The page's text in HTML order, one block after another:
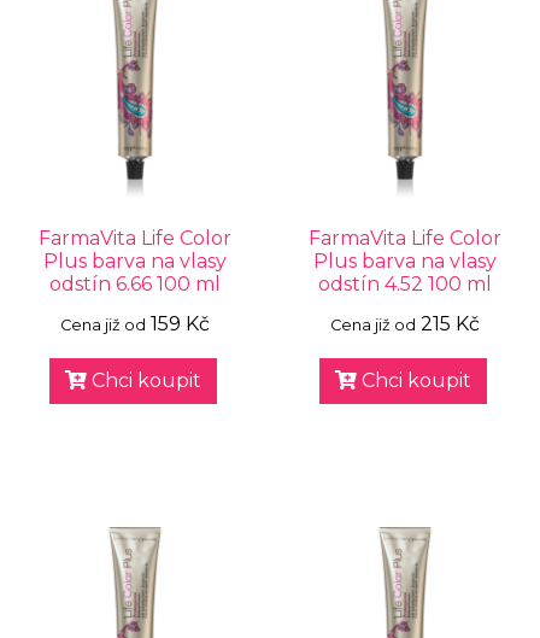
FarmaVita Life Color
Plus barva na vlasy
odstín 6.66 100 ml
Cena již od 159 Kč
Chci koupit
FarmaVita Life Color
Plus barva na vlasy
odstín 4.52 100 ml
Cena již od 215 Kč
Chci koupit